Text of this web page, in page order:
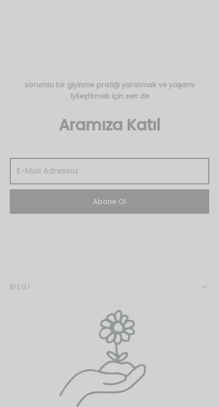
sorumlu bir giyinme pratiği yaratmak ve yaşamı
iyileştirmek için sen de
Aramıza Katıl
BİLGİ